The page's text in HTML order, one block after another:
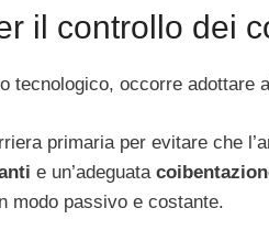
il controllo dei
tecnologico, occorre adottare
primaria per evitare che
e un’adeguata
modo passivo e costante.